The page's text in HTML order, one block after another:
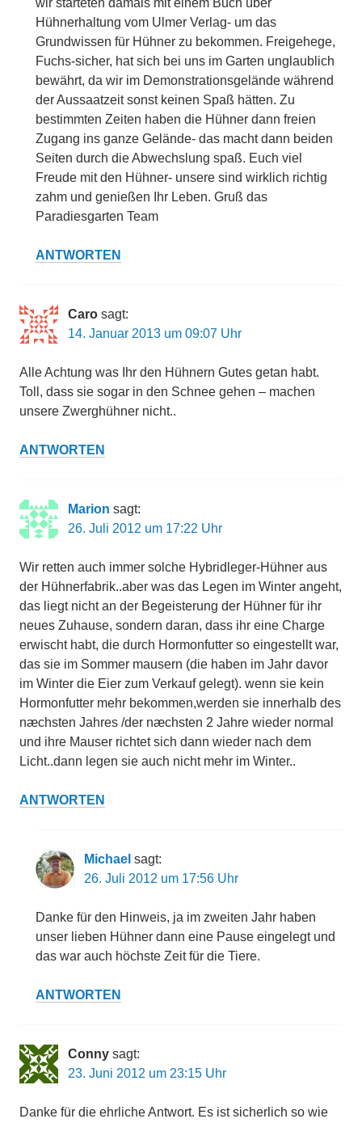
Hühnerhaltung vom Ulmer Verlag- um das
Grundwissen für Hühner zu bekommen. Freigehege,
Fuchs-sicher, hat sich bei uns im Garten unglaublich
bewährt, da wir im Demonstrationsgelände während
der Aussaatzeit sonst keinen Spaß hätten. Zu
bestimmten Zeiten haben die Hühner dann freien
Zugang ins ganze Gelände- das macht dann beiden
Seiten durch die Abwechslung spaß. Euch viel
Freude mit den Hühner- unsere sind wirklich richtig
zahm und genießen Ihr Leben. Gruß das
Paradiesgarten Team
ANTWORTEN
Caro sagt:
14. Januar 2013 um 09:07 Uhr
Alle Achtung was Ihr den Hühnern Gutes getan habt.
Toll, dass sie sogar in den Schnee gehen – machen
unsere Zwerghühner nicht..
ANTWORTEN
Marion sagt:
26. Juli 2012 um 17:22 Uhr
Wir retten auch immer solche Hybridleger-Hühner aus
der Hühnerfabrik..aber was das Legen im Winter angeht,
das liegt nicht an der Begeisterung der Hühner für ihr
neues Zuhause, sondern daran, dass ihr eine Charge
erwischt habt, die durch Hormonfutter so eingestellt war,
das sie im Sommer mausern (die haben im Jahr davor
im Winter die Eier zum Verkauf gelegt). wenn sie kein
Hormonfutter mehr bekommen,werden sie innerhalb des
næchsten Jahres /der næchsten 2 Jahre wieder normal
und ihre Mauser richtet sich dann wieder nach dem
Licht..dann legen sie auch nicht mehr im Winter..
ANTWORTEN
Michael sagt:
26. Juli 2012 um 17:56 Uhr
Danke für den Hinweis, ja im zweiten Jahr haben
unser lieben Hühner dann eine Pause eingelegt und
das war auch höchste Zeit für die Tiere.
ANTWORTEN
Conny sagt:
23. Juni 2012 um 23:15 Uhr
Danke für die ehrliche Antwort. Es ist sicherlich so wie